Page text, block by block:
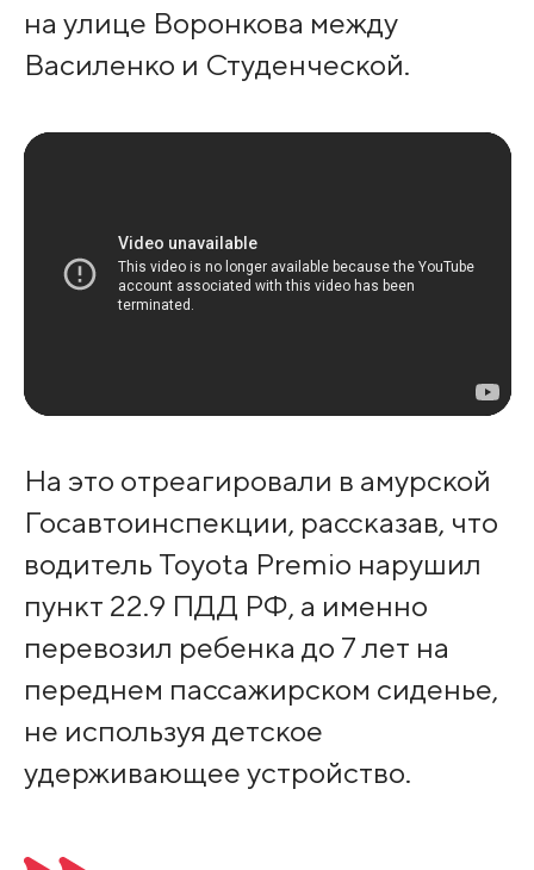
на улице Воронкова между
Василенко и Студенческой.
На это отреагировали в амурской
Госавтоинспекции, рассказав, что
водитель Toyota Premio нарушил
пункт 22.9 ПДД РФ, а именно
перевозил ребенка до 7 лет на
переднем пассажирском сиденье,
не используя детское
удерживающее устройство.